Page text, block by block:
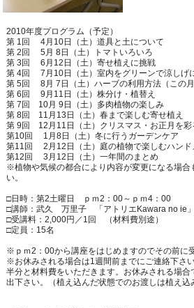
2010年度プログラム（予定）
第 1回 4月10日（土）道具と土について
第 2回 5月 8日（土）トマトいろいろ
第 3回 6月12日（土）寄せ植えに挑戦
第 4回 7月10日（土）室内をグリーンで涼しげ
第 5回 8月 7日（土）ハーブの利用方法（この月
第 6回 9月11日（土）株分け・植替え
第 7回 10月 9日（土）多肉植物の楽しみ
第 8回 11月13日（土）春まで楽しむ寄せ植え
第 9回 12月11日（土）クリスマス・お正月を彩
第10回 1月8日（土）冬に行うガーデンケア
第11回 2月12日（土）庭の植物で楽しむハンド
第12回 3月12日（土）一年間のまとめ
※植物や気候の都合により内容が変更になる場合
い。
□日時：第2土曜日 ｐｍ2：00～ｐｍ4：00
□講師：武久 万里子 「アトリエKawara no ie」
□受講料：2,000円／1回 （材料費別途）
□定員：15名
※ｐｍ2：00から講座をはじめますのでその前に
※お休みされる場合は1週間前までにご連絡下さ
半分と材料費をいただきます。お休みされる場合
出下さい。（植え込んだ状態でのお渡しは植え込